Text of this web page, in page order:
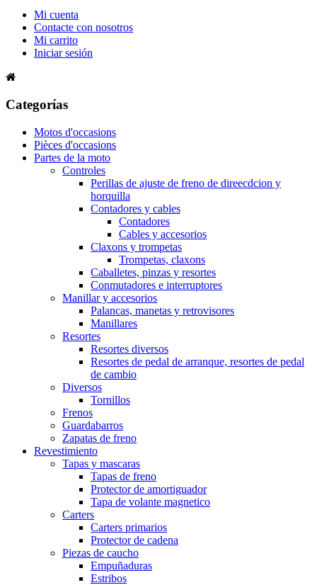
Mi cuenta
Contacte con nosotros
Mi carrito
Iniciar sesión
Categorías
Motos d'occasions
Pièces d'occasions
Partes de la moto
Controles
Perillas de ajuste de freno de direecdcion y
horquilla
Contadores y cables
Contadores
Cables y accesorios
Claxons y trompetas
Trompetas, claxons
Caballetes, pinzas y resortes
Conmutadores e interruptores
Manillar y accesorios
Palancas, manetas y retrovisores
Manillares
Resortes
Resortes diversos
Resortes de pedal de arranque, resortes de pedal
de cambio
Diversos
Tornillos
Frenos
Guardabarros
Zapatas de freno
Revestimiento
Tapas y mascaras
Tapas de freno
Protector de amortiguador
Tapa de volante magnetico
Carters
Carters primarios
Protector de cadena
Piezas de caucho
Empuñaduras
Estribos